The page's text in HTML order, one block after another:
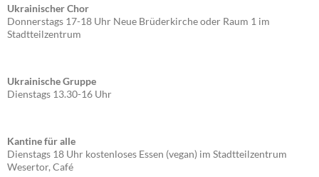
Ukrainischer Chor
Donnerstags 17-18 Uhr Neue Brüderkirche oder Raum 1 im
Stadtteilzentrum
Ukrainische Gruppe
Dienstags 13.30-16 Uhr
Kantine für alle
Dienstags 18 Uhr kostenloses Essen (vegan) im Stadtteilzentrum
Wesertor, Café